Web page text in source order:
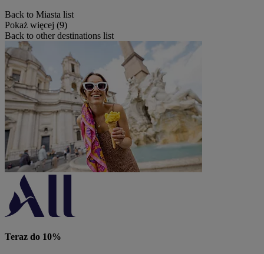
Back to Miasta list
Pokaż więcej (9)
Back to other destinations list
Teraz do 10%